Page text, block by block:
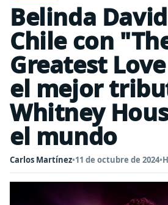
Belinda
Chile con
Greatest
el mejor
Whitney
el mundo
Carlos Martínez•11 de octubre de 2024•